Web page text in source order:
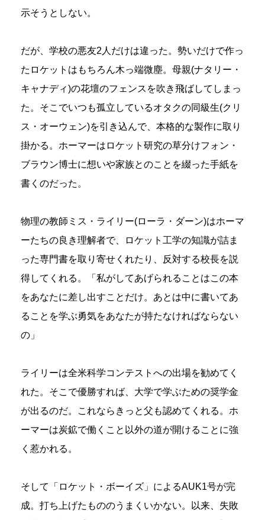
示そうとしない。
だが、学校の悪友2人だけは違った。勢いだけで作っ
たロケットはもちろん木っ端微塵。母親(ナタリー・
キャナディ)の花壇のフェンスを吹き飛ばしてしまっ
た。そこでいつも孤立しているオタクの同級生(クリ
ス・オーウェン)を引き込んで、本格的な製作に取り
掛かる。ホーマーはロケット研究の草分けフォン・
ブラウン博士に想いや家族とのことを綴った手紙を
書くのだった。
物理の教師ミス・ライリー(ローラ・ダーン)はホーマ
ーたちの良き理解者で、ロケット工学の知識が詰ま
った専門書を取り寄せくれたり、反対する校長を説
得してくれる。「私がしてあげられることはこの本
をあなたに差し出すことだけ。あとは中に書いてあ
ることを学ぶ勇気をあなたが持たなければならない
の」
ライリーは全米科学コンテストへの出場を勧めてく
れた。そこで優勝すれば、大学で学ぶための奨学金
が出るのだ。これならきっと父も認めてくれる。ホ
ーマーは炭鉱で働くこと以外の道が開けることに強
く惹かれる。
そして「ロケット・ボーイズ」によるAUK1号が完
成。打ち上げたもののうまくいかない。以来、失敗